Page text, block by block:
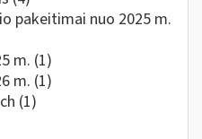
pakeitimai nuo 2025 m.
m. (1)
m. (1)
(1)